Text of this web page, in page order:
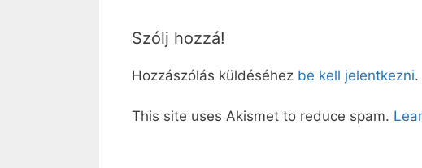
Szólj hozzá!
Hozzászólás küldéséhez be kell jelentkezni.
This site uses Akismet to reduce spam.